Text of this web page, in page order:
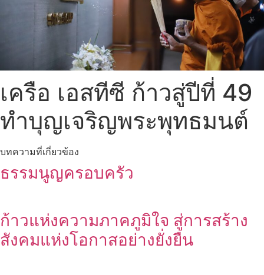
เครือ เอสทีซี ก้าวสู่ปีที่ 49
ทำบุญเจริญพระพุทธมนต์
บทความที่เกี่ยวข้อง
ธรรมนูญครอบครัว
ก้าวแห่งความภาคภูมิใจ สู่การสร้าง
สังคมแห่งโอกาสอย่างยั่งยืน